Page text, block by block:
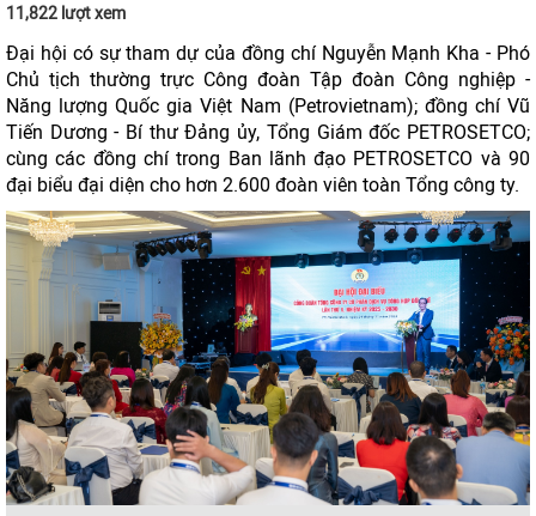
11,822 lượt xem
Đại hội có sự tham dự của đồng chí Nguyễn Mạnh Kha - Phó
Chủ tịch thường trực Công đoàn Tập đoàn Công nghiệp -
Năng lượng Quốc gia Việt Nam (Petrovietnam); đồng chí Vũ
Tiến Dương - Bí thư Đảng ủy, Tổng Giám đốc PETROSETCO;
cùng các đồng chí trong Ban lãnh đạo PETROSETCO và 90
đại biểu đại diện cho hơn 2.600 đoàn viên toàn Tổng công ty.